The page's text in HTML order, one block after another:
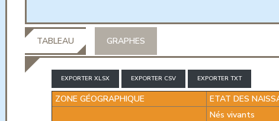
TABLEAU GRAPHES
EXPORTER XLSX EXPORTER CSV EXPORTER TXT
ZONE GÉOGRAPHIQUE ETAT DES
Nés vivants